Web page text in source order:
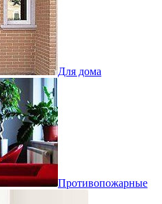
Для дома
Противопожарные